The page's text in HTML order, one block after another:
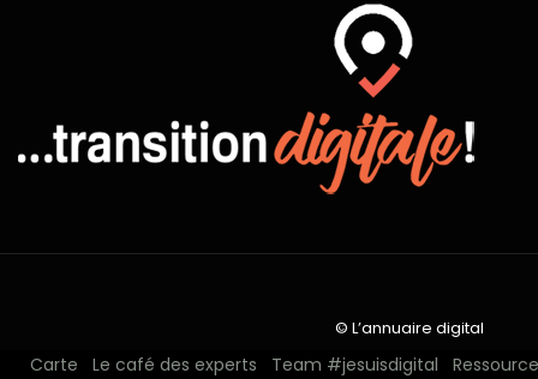
Carte Le café des experts Team #jesuisdigital
© L’annuaire digital